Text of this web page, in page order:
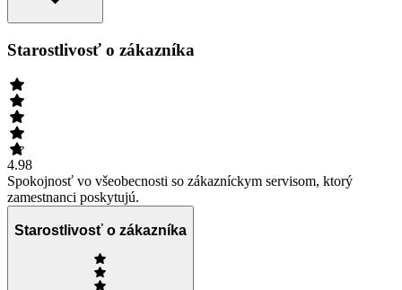
Starostlivosť o zákazníka
4.98
Spokojnosť vo všeobecnosti so zákazníckym servisom, ktorý
zamestnanci poskytujú.
Starostlivosť o zákazníka